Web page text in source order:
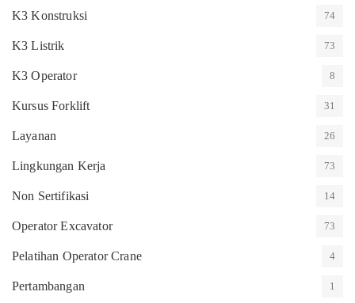
K3 Konstruksi 74
K3 Listrik 73
K3 Operator 8
Kursus Forklift 31
Layanan 26
Lingkungan Kerja 73
Non Sertifikasi 14
Operator Excavator 73
Pelatihan Operator Crane 4
Pertambangan 1